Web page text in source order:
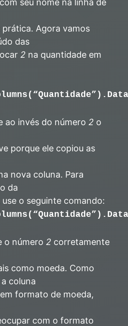
seu nome na linha de
Agora vamos
das
2 na quantidade em
ao invés do número 2 o
porque ele copiou as
nova coluna. Para
da
use o seguinte comando:
o número 2 corretamente
como moeda. Como
coluna
formato de moeda,
com o formato